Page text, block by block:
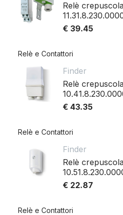
Relè
€ 39.45
Relè e Contattori
Finder
Relè
€ 43.35
Relè e Contattori
Finder
Relè
€ 22.87
Relè e Contattori